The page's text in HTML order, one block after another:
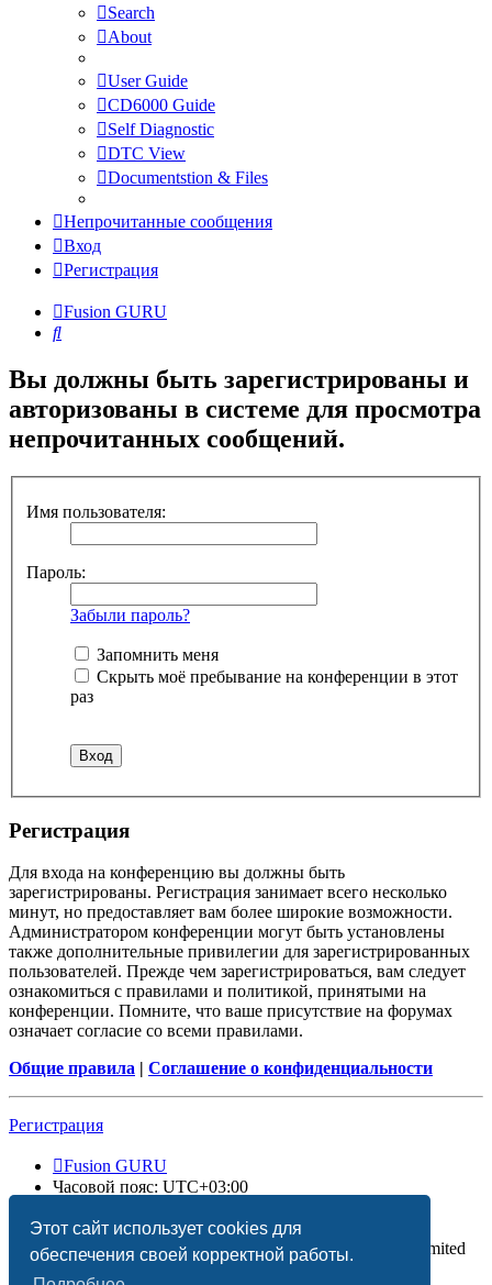
Этот сайт использует cookies для
обеспечения своей корректной работы.
Search
About
User Guide
CD6000 Guide
Self Diagnostic
DTC View
Documentstion & Files
Непрочитанные сообщения
Вход
Регистрация
Fusion GURU
Поиск
Вы должны быть зарегистрированы и
авторизованы в системе для просмотра
непрочитанных сообщений.
Имя пользователя:
Пароль:
Забыли пароль?
Запомнить меня
Скрыть моё пребывание на конференции в этот
раз
Регистрация
Для входа на конференцию вы должны быть
зарегистрированы. Регистрация занимает всего несколько
минут, но предоставляет вам более широкие возможности.
Администратором конференции могут быть установлены
также дополнительные привилегии для зарегистрированных
пользователей. Прежде чем зарегистрироваться, вам следует
ознакомиться с правилами и политикой, принятыми на
конференции. Помните, что ваше присутствие на форумах
означает согласие со всеми правилами.
Общие правила | Соглашение о конфиденциальности
Регистрация
Fusion GURU
Часовой пояс: UTC+03:00
Создано на основеphpBB® Forum Software © phpBB Limited